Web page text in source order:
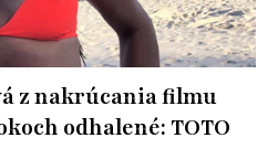
z nakrúcania filmu
odhalené: TOTO